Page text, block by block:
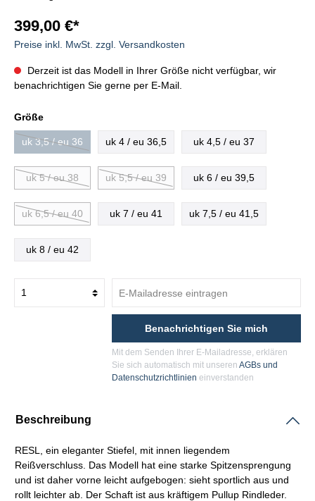
399,00 €*
Preise inkl. MwSt. zzgl. Versandkosten
Derzeit ist das Modell in Ihrer Größe nicht verfügbar, wir
benachrichtigen Sie gerne per E-Mail.
Größe
uk 3,5 / eu 36 uk 4 / eu 36,5 uk 4,5 / eu 37
uk 5 / eu 38 uk 5,5 / eu 39 uk 6 / eu 39,5
uk 6,5 / eu 40 uk 7 / eu 41 uk 7,5 / eu 41,5
uk 8 / eu 42
Benachrichtigen Sie mich
Mit dem Senden Ihrer E-Mailadresse, erklären
Sie sich automatisch mit unserenAGBs und
Datenschutzrichtlinien einverstanden
Beschreibung
RESL, ein eleganter Stiefel, mit innen liegendem
Reißverschluss. Das Modell hat eine starke Spitzensprengung
und ist daher vorne leicht aufgebogen: sieht sportlich aus und
rollt leichter ab. Der Schaft ist aus kräftigem Pullup Rindleder.